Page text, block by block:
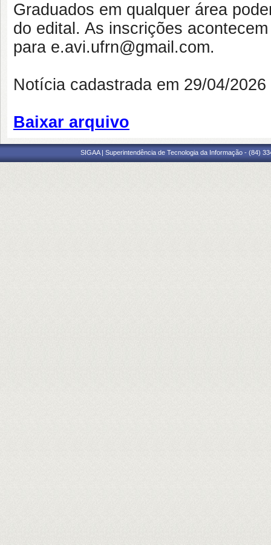
Graduados em qualquer área
do edital. As inscrições
para e.avi.ufrn@gmail.com.
Notícia cadastrada em 29/04/
Baixar arquivo
SIGAA | Superintendência de Tecnologia da Informação - (84)